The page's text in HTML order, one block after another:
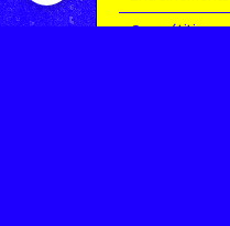
Compétitions